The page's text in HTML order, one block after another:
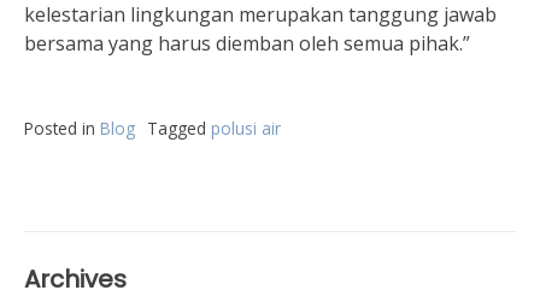
kelestarian lingkungan merupakan tanggung jawab
bersama yang harus diemban oleh semua pihak.”
Posted in Blog Tagged polusi air
Archives